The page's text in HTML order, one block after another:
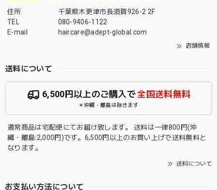
住所
千葉県木更津市長須賀926-2 2F
TEL
080-9406-1122
E-mail
haircare@adept-global.com
店舗情報
送料について
6,500円以上のご購入で全国送料無料
＊沖縄・離島は除きます
通常商品は宅配便にてお届け致します。 送料は一律800円(沖
縄・離島:2,000円)です。6,500円以上のお買い上げで送料無料と
なります。
送料について
お支払い方法について